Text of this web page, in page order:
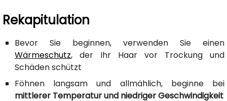
Rekapitulation
Bevor Sie beginnen, verwenden Sie einen
Wärmeschutz, der Ihr Haar vor Trockung und
Schäden schützt
Föhnen langsam und allmählich, beginne bei
mittlerer Temperatur und niedriger Geschwindigkeit